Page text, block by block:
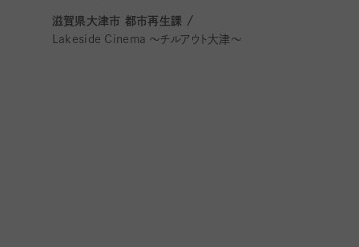
滋賀県大津市 都市再生課 /
Lakeside Cinema 〜チルアウト大津〜